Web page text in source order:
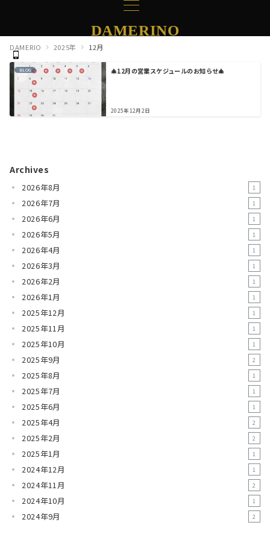
DAMERINO
DAMERIO 2025年 12月
BLOG 🎄12月の営業スケジュールのお知らせ🎄
2025年12月2日
Archives
2026年8月 1
2026年7月 1
2026年6月 1
2026年5月 1
2026年4月 1
2026年3月 1
2026年2月 1
2026年1月 1
2025年12月 1
2025年11月 1
2025年10月 1
2025年9月 2
2025年8月 1
2025年7月 1
2025年6月 1
2025年4月 2
2025年2月 2
2025年1月 1
2024年12月 1
2024年11月 2
2024年10月 1
2024年9月 2